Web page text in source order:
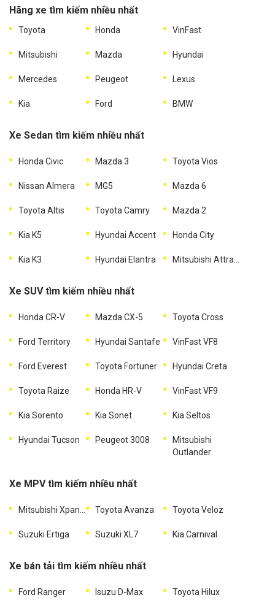
Hãng xe tìm kiếm nhiều nhất
Toyota Honda VinFast
Mitsubishi Mazda Hyundai
Mercedes Peugeot Lexus
Kia Ford BMW
Xe Sedan tìm kiếm nhiều nhất
Honda Civic Mazda 3 Toyota Vios
Nissan Almera MG5 Mazda 6
Toyota Altis Toyota Camry Mazda 2
Kia K5 Hyundai Accent Honda City
Kia K3 Hyundai Elantra Mitsubishi Attrage
Xe SUV tìm kiếm nhiều nhất
Honda CR-V Mazda CX-5 Toyota Cross
Ford Territory Hyundai Santafe VinFast VF8
Ford Everest Toyota Fortuner Hyundai Creta
Toyota Raize Honda HR-V VinFast VF9
Kia Sorento Kia Sonet Kia Seltos
Hyundai Tucson Peugeot 3008
Mitsubishi
Outlander
Xe MPV tìm kiếm nhiều nhất
Mitsubishi Xpander Toyota Avanza Toyota Veloz
Suzuki Ertiga Suzuki XL7 Kia Carnival
Xe bán tải tìm kiếm nhiều nhất
Ford Ranger Isuzu D-Max Toyota Hilux